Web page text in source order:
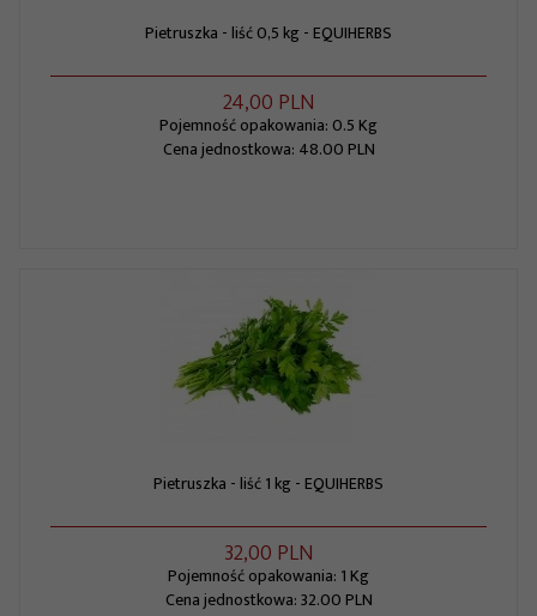
Pietruszka - liść 0,5 kg - EQUIHERBS
24,00 PLN
Pojemność opakowania: 0.5 Kg
Cena jednostkowa: 48.00 PLN
Pietruszka - liść 1 kg - EQUIHERBS
32,00 PLN
Pojemność opakowania: 1 Kg
Cena jednostkowa: 32.00 PLN